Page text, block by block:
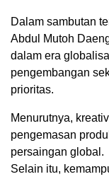
Dalam sambutan
Abdul Mutoh
dalam era
pengembangan
prioritas.
Menurutnya,
pengemasan
persaingan global.
Selain itu,